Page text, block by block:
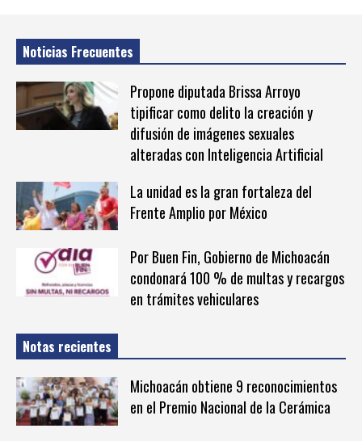
Noticias Frecuentes
Propone diputada Brissa Arroyo
tipificar como delito la creación y
difusión de imágenes sexuales
alteradas con Inteligencia Artificial
La unidad es la gran fortaleza del
Frente Amplio por México
Por Buen Fin, Gobierno de Michoacán
condonará 100 % de multas y recargos
en trámites vehiculares
Notas recientes
Michoacán obtiene 9 reconocimientos
en el Premio Nacional de la Cerámica